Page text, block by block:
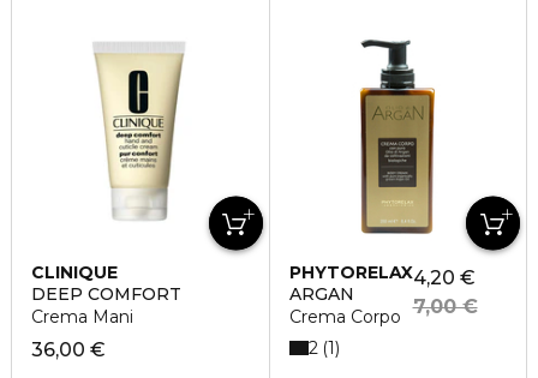
CLINIQUE
DEEP COMFORT
Crema Mani
36,00 €
PHYTORELAX
ARGAN
Crema Corpo
4,20 €
7,00 €
2 1